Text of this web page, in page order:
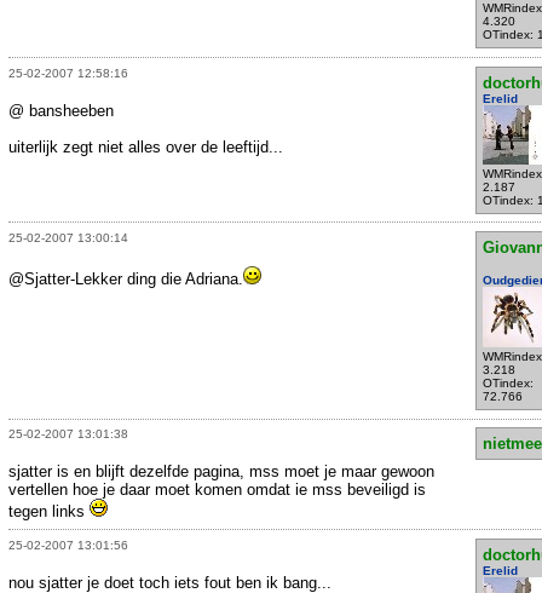
4.320
OTindex:
25-02-2007 12:58:16
Erelid
2.187
OTindex:
@ bansheeben
uiterlijk zegt niet alles over de leeftijd...
25-02-2007 13:00:14
3.218
OTindex:
72.766
@Sjatter-Lekker ding die Adriana.
25-02-2007 13:01:38
sjatter is en blijft dezelfde pagina, mss moet je maar gewoon
vertellen hoe je daar moet komen omdat ie mss beveiligd is
tegen links
25-02-2007 13:01:56
Erelid
nou sjatter je doet toch iets fout ben ik bang...